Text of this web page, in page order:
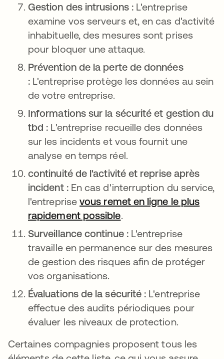
Gestion des intrusions : L'entreprise
examine vos serveurs et, en cas d'activité
inhabituelle, des mesures sont prises
pour bloquer une attaque.
Prévention de la perte de données
: L'entreprise protège les données au sein
de votre entreprise.
Informations sur la sécurité et gestion du
tbd : L'entreprise recueille des données
sur les incidents et vous fournit une
analyse en temps réel.
continuité de l'activité et reprise après
incident :En cas d'interruption du service,
l'entreprisevous remet en ligne le plus
rapidement possible.
Surveillance continue : L'entreprise
travaille en permanence sur des mesures
de gestion des risques afin de protéger
vos organisations.
Évaluations de la sécurité : L'entreprise
effectue des audits périodiques pour
évaluer les niveaux de protection.
Certaines compagnies proposent tous les